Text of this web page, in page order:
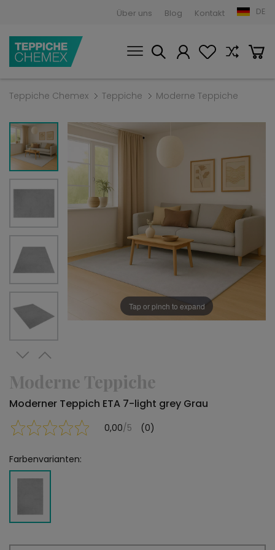
Über uns Blog Kontakt DE
Teppiche Chemex Teppiche Moderne Teppiche
Tap or pinch to expand
Moderne Teppiche
Moderner Teppich ETA 7-light grey Grau
0,00/5 (0)
Farbenvarianten: